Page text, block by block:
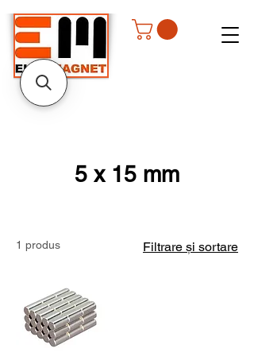
5 x 15 mm
1 produs Filtrare și sortare